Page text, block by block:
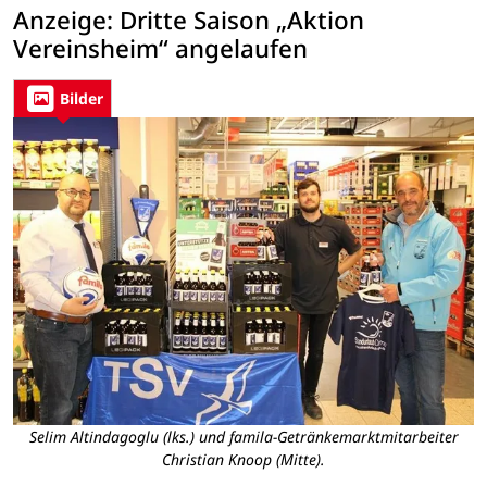
Anzeige: Dritte Saison „Aktion
Vereinsheim“ angelaufen
Bilder
Selim Altindagoglu (lks.) und famila-Getränkemarktmitarbeiter
Christian Knoop (Mitte).